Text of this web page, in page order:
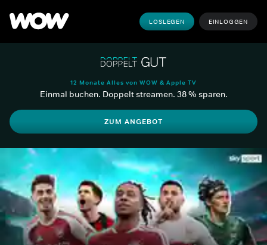
LOSLEGEN EINLOGGEN
12 Monate Alles von WOW & Apple TV
Einmal buchen. Doppelt streamen. 38 % sparen.
ZUM ANGEBOT